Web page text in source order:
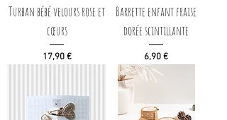
Turban bébé velours rose et
cœurs
Prix
17,90 €
Barrette enfant fraise
dorée scintillante
Prix
6,90 €